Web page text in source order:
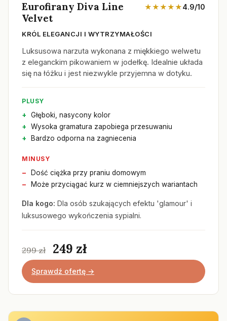
Eurofirany Diva Line
Velvet
★★★★★4.9/10
KRÓL ELEGANCJI I WYTRZYMAŁOŚCI
Luksusowa narzuta wykonana z miękkiego welwetu
z eleganckim pikowaniem w jodełkę. Idealnie układa
się na łóżku i jest niezwykle przyjemna w dotyku.
PLUSY
Głęboki, nasycony kolor
Wysoka gramatura zapobiega przesuwaniu
Bardzo odporna na zagniecenia
MINUSY
Dość ciężka przy praniu domowym
Może przyciągać kurz w ciemniejszych wariantach
Dla kogo: Dla osób szukających efektu 'glamour' i
luksusowego wykończenia sypialni.
299 zł 249 zł
Sprawdź ofertę →